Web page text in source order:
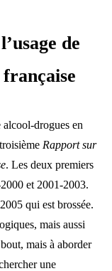
de
drogues en
Rapport sur
. Les deux premiers
et 2001-2003.
qui est brossée.
mais aussi
mais à aborder
une